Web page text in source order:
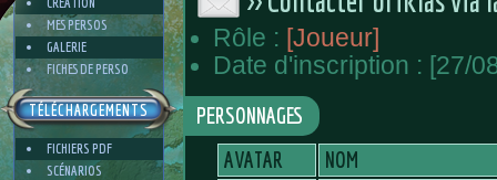
MES PERSOS
GALERIE
FICHES DE PERSO
TÉLÉCHARGEMENTS
FICHIERS PDF
SCÉNARIOS
Rôle : [Joueur]
Date d'inscription : [27/
PERSONNAGES
AVATAR
NOM